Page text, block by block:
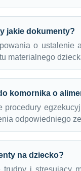
jakie dokumenty?
o ustalenie
materialnego
komornika o
procedury
odpowiedniego
na dziecko?
i stresujący